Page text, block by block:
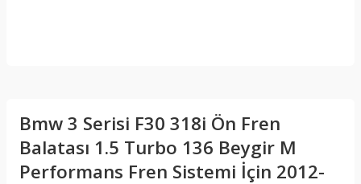
Bmw 3 Serisi F30 318i Ön Fren
Balatası 1.5 Turbo 136 Beygir M
Performans Fren Sistemi İçin 2012-